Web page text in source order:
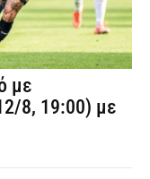
με
8, 19:00) με